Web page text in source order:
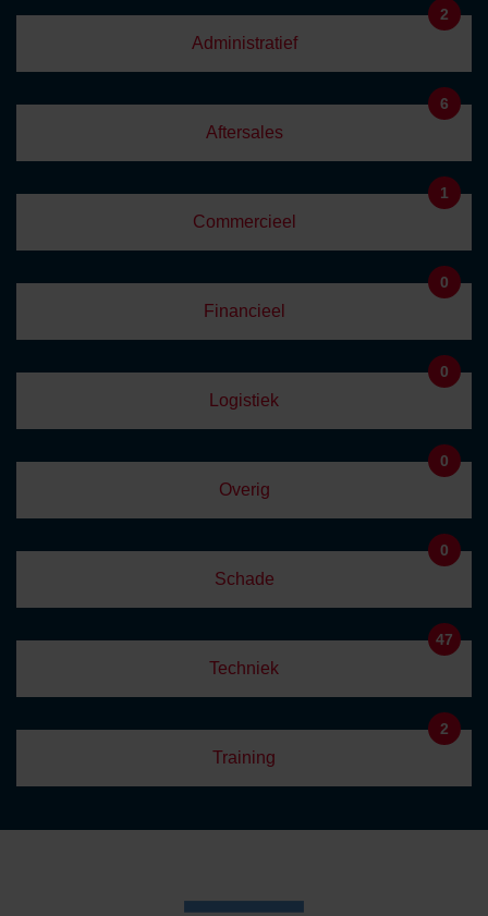
Administratief
2
Aftersales
6
Commercieel
1
Financieel
0
Logistiek
0
Overig
0
Schade
0
Techniek
47
Training
2